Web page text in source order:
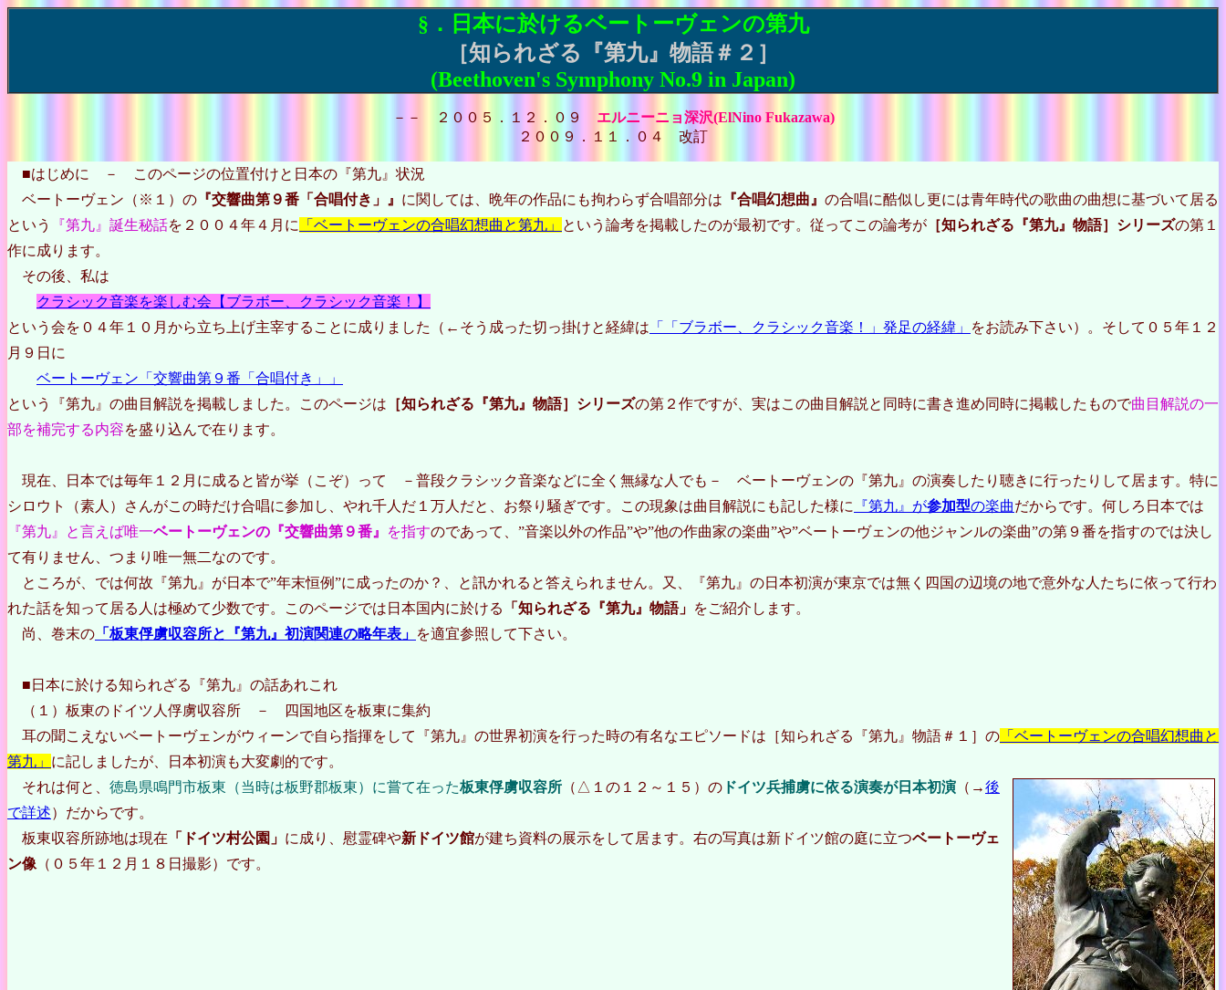
§．日本に於けるベートーヴェンの第九
［知られざる『第九』物語＃２］
(Beethoven's Symphony No.9 in Japan)
－－ ２００５．１２．０９ エルニーニョ深沢(ElNino Fukazawa)
２００９．１１．０４ 改訂
■はじめに － このページの位置付けと日本の『第九』状況
ベートーヴェン（※１）の 『交響曲第９番「合唱付き」』 に関しては、晩年の作品にも拘わらず合唱部分は 『合唱幻想曲』 の合唱に酷似し更には青年時代の歌曲の曲想に基づいて居る
という
『第九』誕生秘話を２００４年４月に 「ベートーヴェンの合唱幻想曲と第九」 という論考を掲載したのが最初です。従ってこの論考が ［知られざる『第九』物語］シリーズの第１
作に成ります。
その後、私は
クラシック音楽を楽しむ会【ブラボー、クラシック音楽！】
という会を０４年１０月から立ち上げ主宰することに成りました（←そう成った切っ掛けと経緯は 「「ブラボー、クラシック音楽！」発足の経緯」
をお読み下さい）。そして０５年１２
月９日に
ベートーヴェン「交響曲第９番「合唱付き」」
という『第九』の曲目解説を掲載しました。このページは ［知られざる『第九』物語］シリーズの第２作ですが、実はこの曲目解説と同時に書き進め同時に掲載したもので曲目解説の一
部を補完する内容を盛り込んで在ります。
現在、日本では毎年１２月に成ると皆が挙（こぞ）って －普段クラシック音楽などに全く無縁な人でも－ ベートーヴェンの『第九』の演奏したり聴きに行ったりして居ます。特に
シロウト（素人）さんがこの時だけ合唱に参加し、やれ千人だ１万人だと、お祭り騒ぎです。この現象は曲目解説にも記した様に
『第九』が参加型の楽曲だからです。何しろ日本では
『第九』と言えば唯一ベートーヴェンの『交響曲第９番』 を指すのであって、”音楽以外の作品”や”他の作曲家の楽曲”や”ベートーヴェンの他ジャンルの楽曲”の第９番を指すのでは決し
て有りません、つまり唯一無二なのです。
ところが、では何故『第九』が日本で”年末恒例”に成ったのか？、と訊かれると答えられません。又、『第九』の日本初演が東京では無く四国の辺境の地で意外な人たちに依って行わ
れた話を知って居る人は極めて少数です。このページでは日本国内に於ける
「知られざる『第九』物語」 をご紹介します。
尚、巻末の 「板東俘虜収容所と『第九』初演関連の略年表」 を適宜参照して下さい。
■ 日本に於ける知られざる『第九』の話あれこれ
（１）板東のドイツ人俘虜収容所 － 四国地区を板東に集約
耳の聞こえないベートーヴェンがウィーンで自ら指揮をして『第九』の世界初演を行った時の有名なエピソードは［知られざる『第九』物語＃１］の 「ベートーヴェンの合唱幻想曲と
第九」 に記しましたが、日本初演も大変劇的です。
それは何と、 徳島県鳴門市板東（当時は板野郡板東）に嘗て在った板東俘虜収容所 （△１の１２～１５）の ドイツ兵捕虜に依る演奏が日本初演 （→後
で詳述）だからです。
板東収容所跡地は現在 「ドイツ村公園」 に成り、慰霊碑や新ドイツ館が建ち資料の展示をして居ます。右の写真は新ドイツ館の庭に立つベートーヴェ
ン像 （０５年１２月１８日撮影）です。